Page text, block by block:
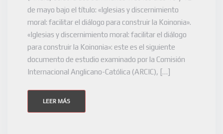
de mayo bajo el título: «Iglesias y discernimiento
moral: facilitar el diálogo para construir la Koinonia».
«Iglesias y discernimiento moral: facilitar el diálogo
para construir la Koinonia»: este es el siguiente
documento de estudio examinado por la Comisión
Internacional Anglicano-Católica (ARCIC), […]
LEER MÁS